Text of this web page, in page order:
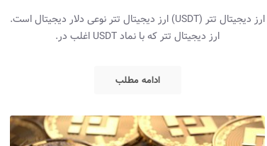
ارز دیجیتال تتر (USDT) ارز دیجیتال تتر نوعی دلار دیجیتال است.
ارز دیجیتال تتر که با نماد USDT اغلب در.
ادامه مطلب